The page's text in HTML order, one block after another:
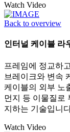
Watch Video
Back to overview
인터널 케이블 라
프레임에 정교하
브레이크와 변속
케이블의 외부 노
먼지 등 이물질로
지하는 기술입니
Watch Video